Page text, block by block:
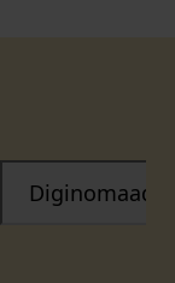
Diginomaad